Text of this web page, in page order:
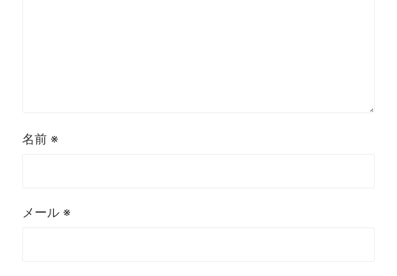
名前 ※
メール ※